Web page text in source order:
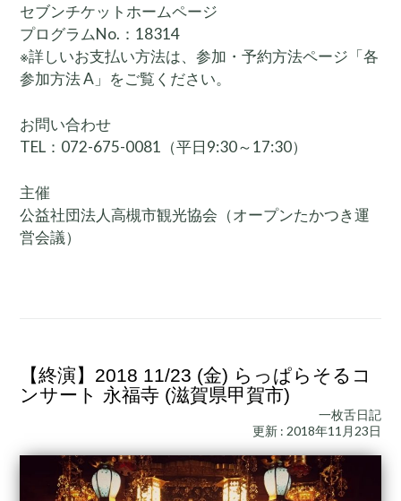
セブンチケットホームページ
プログラムNo.：18314
※詳しいお支払い方法は、参加・予約方法ページ「各
参加方法 A」をご覧ください。
お問い合わせ
TEL：072-675-0081（平日9:30～17:30）
主催
公益社団法人高槻市観光協会（オープンたかつき運
営会議）
【終演】2018 11/23 (金) らっぱらそるコ
ンサート 永福寺 (滋賀県甲賀市)
一枚舌日記
更新 : 2018年11月23日